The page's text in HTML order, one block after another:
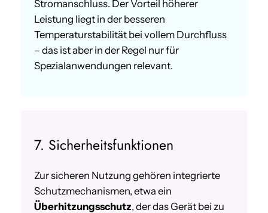
Stromanschluss. Der Vorteil höherer
Leistung liegt in der besseren
Temperaturstabilität bei vollem Durchfluss
– das ist aber in der Regel nur für
Spezialanwendungen relevant.
7. Sicherheitsfunktionen
Zur sicheren Nutzung gehören integrierte
Schutzmechanismen, etwa ein
Überhitzungsschutz, der das Gerät bei zu